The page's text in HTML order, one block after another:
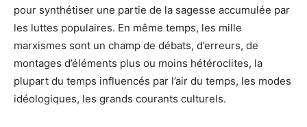
pour synthétiser une partie de la sagesse accumulée par
les luttes populaires. En même temps, les mille
marxismes sont un champ de débats, d’erreurs, de
montages d’éléments plus ou moins hétéroclites, la
plupart du temps influencés par l’air du temps, les modes
idéologiques, les grands courants culturels.